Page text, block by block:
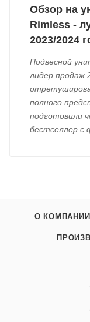
Обзор на
Rimless -
2023/2024
Подвесной
лидер продаж
полного
подготовили
бестселлер с
О КОМПАНИИ